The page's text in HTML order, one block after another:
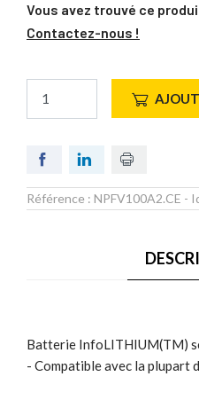
Vous avez trouvé ce
Contactez-nous !
Référence : NPFV100A2.CE -
Batterie InfoLITHIUM(TM)
- Compatible avec la plupart